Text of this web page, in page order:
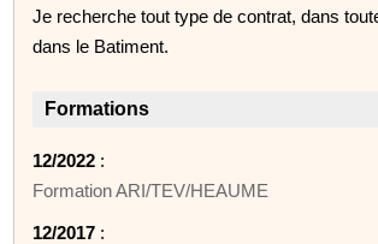
Je recherche tout type de contrat, dans
dans le Batiment.
Formations
12/2022 :
Formation ARI/TEV/HEAUME
12/2017 :